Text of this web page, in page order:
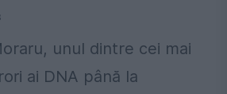
unul dintre cei mai
ai DNA până la